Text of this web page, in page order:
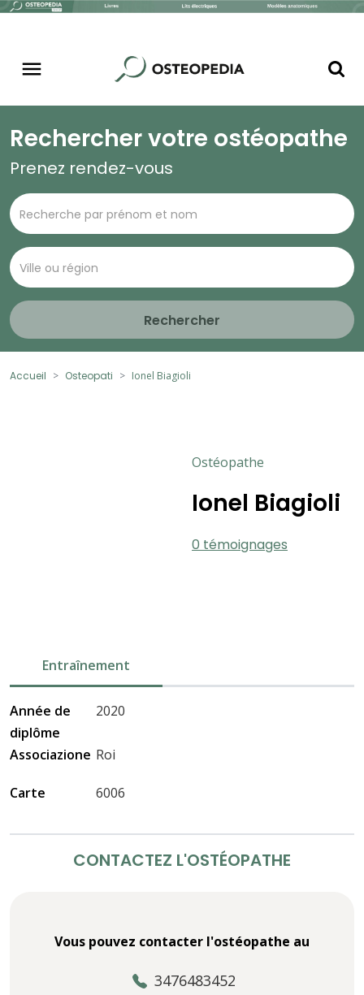
Rechercher votre ostéopathe
Prenez rendez-vous
Rechercher
Accueil Osteopati Ionel Biagioli
Ostéopathe
Ionel Biagioli
0 témoignages
Entraînement
Année de
diplôme
2020
Associazione Roi
Carte 6006
CONTACTEZ L'OSTÉOPATHE
Vous pouvez contacter l'ostéopathe au
3476483452